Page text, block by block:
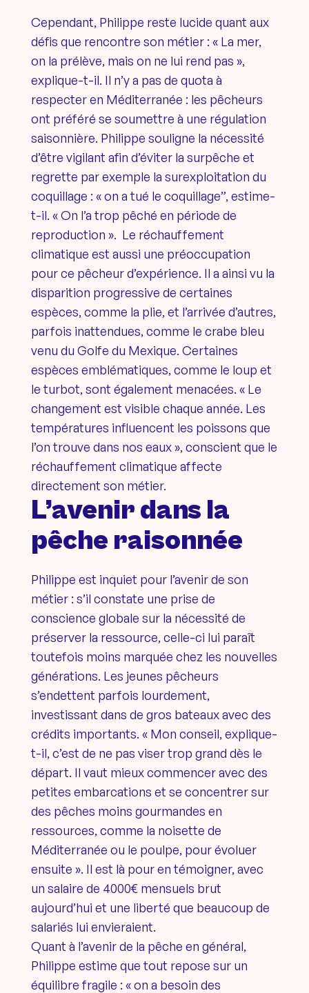
Cependant, Philippe reste lucide quant aux
défis que rencontre son métier : « La mer,
on la prélève, mais on ne lui rend pas »,
explique-t-il. Il n’y a pas de quota à
respecter en Méditerranée : les pêcheurs
ont préféré se soumettre à une régulation
saisonnière. Philippe souligne la nécessité
d’être vigilant afin d’éviter la surpêche et
regrette par exemple la surexploitation du
coquillage : « on a tué le coquillage”, estime-
t-il. « On l’a trop pêché en période de
reproduction ». Le réchauffement
climatique est aussi une préoccupation
pour ce pêcheur d’expérience. Il a ainsi vu la
disparition progressive de certaines
espèces, comme la plie, et l’arrivée d’autres,
parfois inattendues, comme le crabe bleu
venu du Golfe du Mexique. Certaines
espèces emblématiques, comme le loup et
le turbot, sont également menacées. « Le
changement est visible chaque année. Les
températures influencent les poissons que
l’on trouve dans nos eaux », conscient que le
réchauffement climatique affecte
directement son métier.
L’avenir dans la
pêche raisonnée
Philippe est inquiet pour l’avenir de son
métier : s’il constate une prise de
conscience globale sur la nécessité de
préserver la ressource, celle-ci lui paraît
toutefois moins marquée chez les nouvelles
générations. Les jeunes pêcheurs
s’endettent parfois lourdement,
investissant dans de gros bateaux avec des
crédits importants. « Mon conseil, explique-
t-il, c’est de ne pas viser trop grand dès le
départ. Il vaut mieux commencer avec des
petites embarcations et se concentrer sur
des pêches moins gourmandes en
ressources, comme la noisette de
Méditerranée ou le poulpe, pour évoluer
ensuite ». Il est là pour en témoigner, avec
un salaire de 4000€ mensuels brut
aujourd’hui et une liberté que beaucoup de
salariés lui envieraient.
Quant à l’avenir de la pêche en général,
Philippe estime que tout repose sur un
équilibre fragile : « on a besoin des